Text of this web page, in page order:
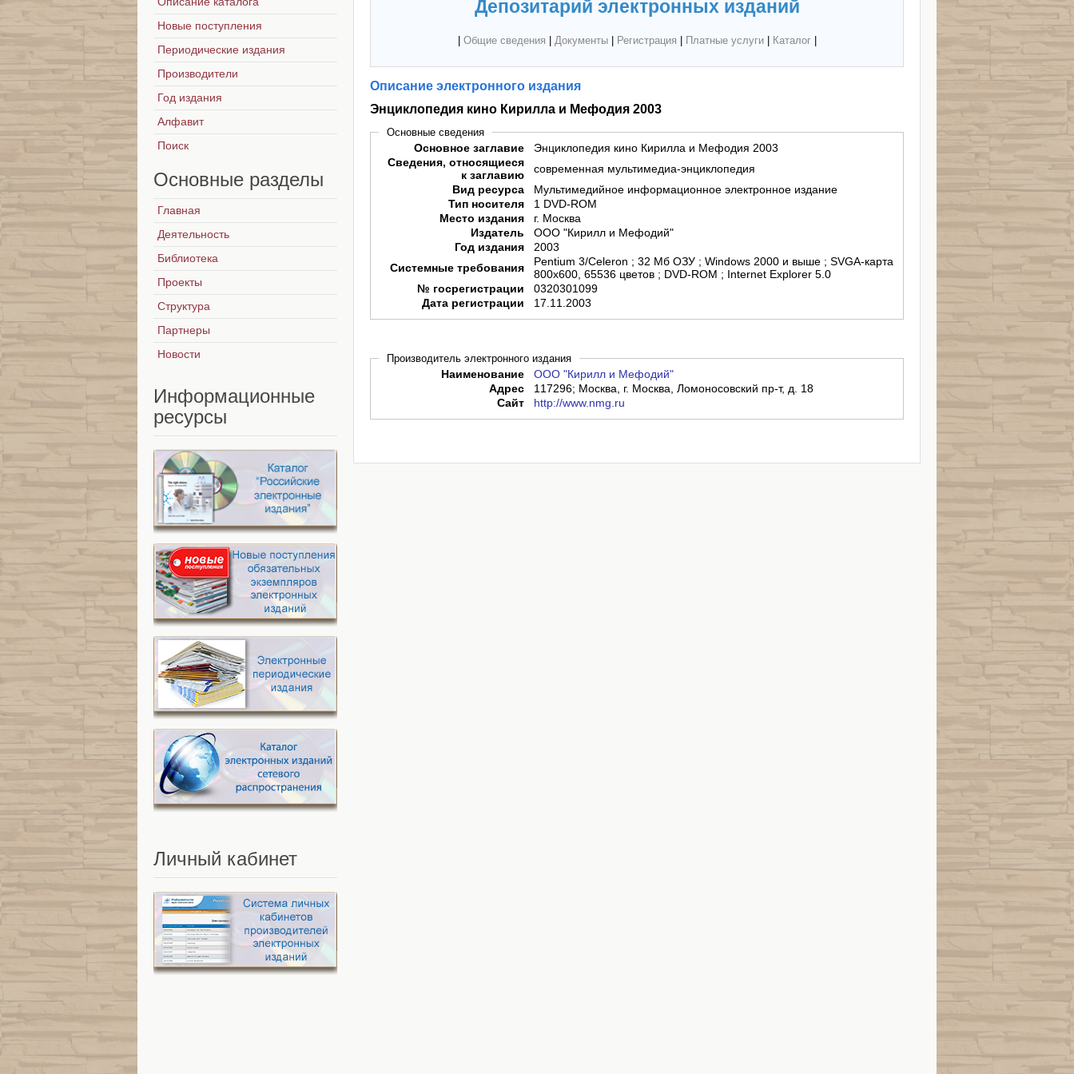
Депозитарий электронных изданий
Общие сведения Документы| Регистрация Платные услуги| Каталог|
Описание электронного издания
Энциклопедия кино Кирилла и Мефодия 2003
Основные сведения
Основное заглавие
Энциклопедия кино Кирилла и Мефодия 2003
Сведения, относящиеся
к заглавию
современная мультимедиа-энциклопедия
Вид ресурса
Мультимедийное информационное электронное издание
Тип носителя
1 DVD-ROM
Место издания
г. Москва
Издатель
ООО "Кирилл и Мефодий"
Год издания
2003
Системные требования
Pentium 3/Celeron ; 32 Мб ОЗУ ; Windows 2000 и выше ; SVGA-карта
800x600, 65536 цветов ; DVD-ROM ; Internet Explorer 5.0
№ госрегистрации
0320301099
Дата регистрации
17.11.2003
Производитель электронного издания
Наименование
ООО "Кирилл и Мефодий"
Адрес
117296; Москва, г. Москва, Ломоносовский пр-т, д. 18
Сайт
http://www.nmg.ru
Новые поступления
Периодические издания
Производители
Год издания
Алфавит
Поиск
Основные разделы
Главная
Деятельность
Библиотека
Проекты
Структура
Партнеры
Новости
Информационные
ресурсы
Личный кабинет